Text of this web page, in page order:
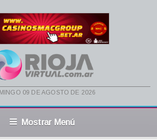
09 de agosto de 2026
Mostrar Menú